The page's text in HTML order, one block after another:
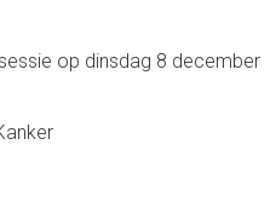
op dinsdag 8 december